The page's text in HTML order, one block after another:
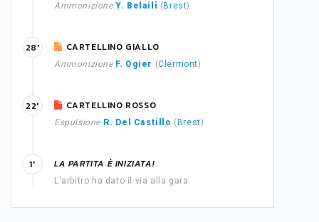
Ammonizione Y. Belaili ( Brest)
CARTELLINO GIALLO
Ammonizione F. Ogier (Clermont)
28'
CARTELLINO ROSSO
Espulsione R. Del Castillo ( Brest)
22'
LA PARTITA È INIZIATA!
L'arbitro ha dato il via alla gara.
1'